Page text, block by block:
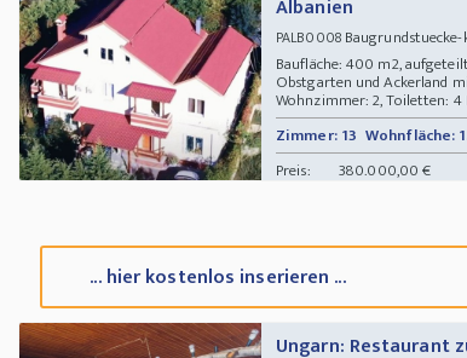
Albanien
PALB0008Baugrundstuecke-
Baufläche: 400 m2,
Obstgarten und Ackerland
Wohnzimmer: 2, Toiletten: 4
Zimmer: 13 Wohnfläche:
Preis:
380.000,00 €
... hier kostenlos inserieren ...
Ungarn: Restaurant